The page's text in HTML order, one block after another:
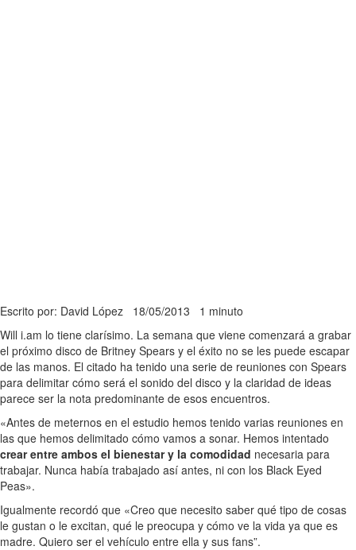
Escrito por: David López 18/05/2013 1 minuto
Will i.am lo tiene clarísimo. La semana que viene comenzará a grabar
el próximo disco de Britney Spears y el éxito no se les puede escapar
de las manos. El citado ha tenido una serie de reuniones con Spears
para delimitar cómo será el sonido del disco y la claridad de ideas
parece ser la nota predominante de esos encuentros.
«Antes de meternos en el estudio hemos tenido varias reuniones en
las que hemos delimitado cómo vamos a sonar. Hemos intentado
crear entre ambos el bienestar y la comodidad necesaria para
trabajar. Nunca había trabajado así antes, ni con los Black Eyed
Peas».
Igualmente recordó que «Creo que necesito saber qué tipo de cosas
le gustan o le excitan, qué le preocupa y cómo ve la vida ya que es
madre. Quiero ser el vehículo entre ella y sus fans”.